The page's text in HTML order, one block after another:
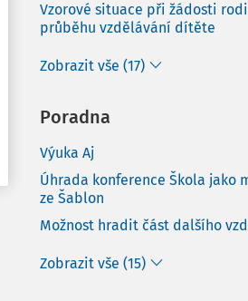
Vzorové situace při žádosti
průběhu vzdělávání dítěte
Zobrazit vše (17)
Poradna
Výuka Aj
Úhrada konference Škola jako
ze Šablon
Možnost hradit část dalšího
Zobrazit vše (15)